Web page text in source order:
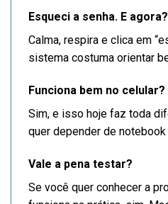
Esqueci a senha. E agora?
Calma, respira e clica em
sistema costuma orientar
Funciona bem no celular?
Sim, e isso hoje faz toda
quer depender de
Vale a pena testar?
Se você quer conhecer a